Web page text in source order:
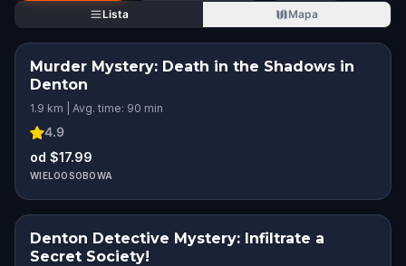
Lista
Mapa
Murder Mystery: Death in the Shadows in
Denton
1.9 km | Avg. time: 90 min
4.9
od $17.99
WIELOOSOBOWA
Denton Detective Mystery: Infiltrate a
Secret Society!